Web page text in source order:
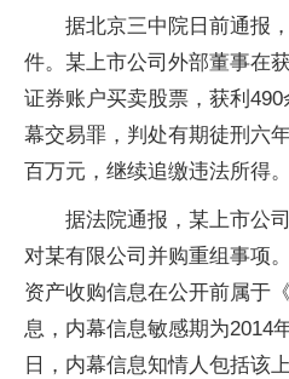
据北京三中院日前通报
件。某上市公司外部董事在
证券账户买卖股票，获利
幕交易罪，判处有期徒刑六
百万元，继续追缴违法所得。
据法院通报，某上市公
对某有限公司并购重组事项
资产收购信息在公开前属于
息，内幕信息敏感期为2014
日，内幕信息知情人包括该